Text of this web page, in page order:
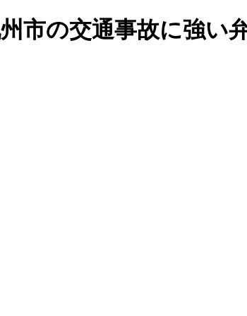
市の交通事故に強い